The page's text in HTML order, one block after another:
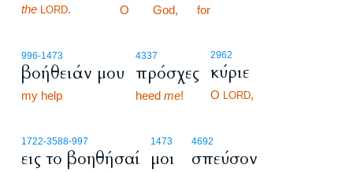
the LORD. O God, for
996-1473
βοήθειάν μου
my help
4337
πρόσχες
heed me!
2962
κύριε
O LORD,
1722-3588-997
εις το βοηθήσαί
1473
μοι
4692
σπεύσον